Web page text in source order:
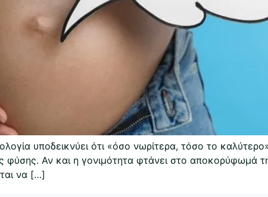
υποδεικνύει ότι «όσο νωρίτερα, τόσο το
Αν και η γονιμότητα φτάνει στο αποκορύφωμά
να […]